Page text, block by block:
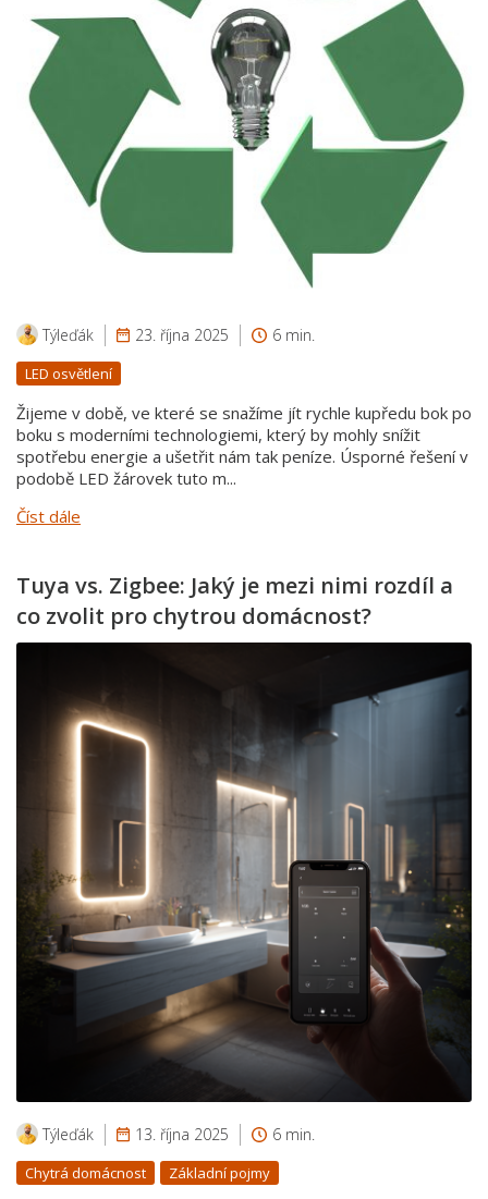
Týleďák 23. října 2025 6 min.
LED osvětlení
Žijeme v době, ve které se snažíme jít rychle kupředu bok po
boku s moderními technologiemi, který by mohly snížit
spotřebu energie a ušetřit nám tak peníze. Úsporné řešení v
podobě LED žárovek tuto m...
Číst dále
Tuya vs. Zigbee: Jaký je mezi nimi rozdíl a
co zvolit pro chytrou domácnost?
Týleďák 13. října 2025 6 min.
Chytrá domácnost Základní pojmy